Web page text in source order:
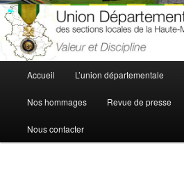
principal
Accueil L’union départementale
Nos hommages Revue de presse
Nous contacter